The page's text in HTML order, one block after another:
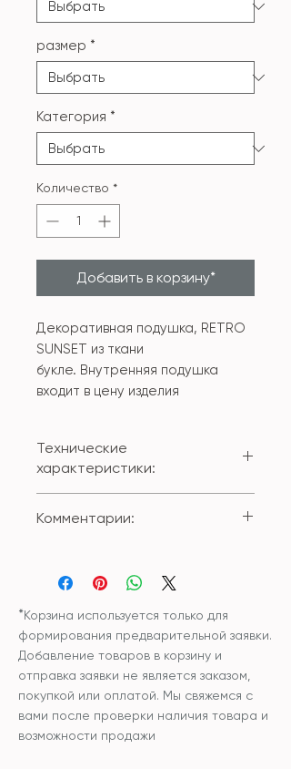
размер *
Категория *
Количество *
Добавить в корзину*
Декоративная подушка, RETRO
SUNSET из ткани
букле. Внутренняя подушка
входит в цену изделия
Технические
характеристики:
100% полиестер
внутренней подушки:
гипоаллергенный
наполнитель
Уход: рекомендована
химчистка изделия.
Температура не выше 30С
Комментарии:
цену изделия
*Корзина используется только для
формирования предварительной заявки.
Добавление товаров в корзину и
отправка заявки не является заказом,
покупкой или оплатой. Мы свяжемся с
вами после проверки наличия товара и
возможности продажи